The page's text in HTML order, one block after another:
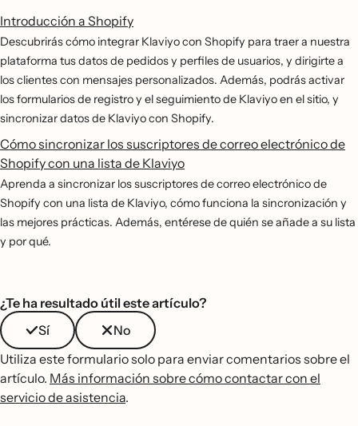
Introducción a Shopify
Descubrirás cómo integrar Klaviyo con Shopify para traer a nuestra
plataforma tus datos de pedidos y perfiles de usuarios, y dirigirte a
los clientes con mensajes personalizados. Además, podrás activar
los formularios de registro y el seguimiento de Klaviyo en el sitio, y
sincronizar datos de Klaviyo con Shopify.
Cómo sincronizar los suscriptores de correo electrónico de
Shopify con una lista de Klaviyo
Aprenda a sincronizar los suscriptores de correo electrónico de
Shopify con una lista de Klaviyo, cómo funciona la sincronización y
las mejores prácticas. Además, entérese de quién se añade a su lista
y por qué.
¿Te ha resultado útil este artículo?
Sí
No
Utiliza este formulario solo para enviar comentarios sobre el
artículo. Más información sobre cómo contactar con el
servicio de asistencia.